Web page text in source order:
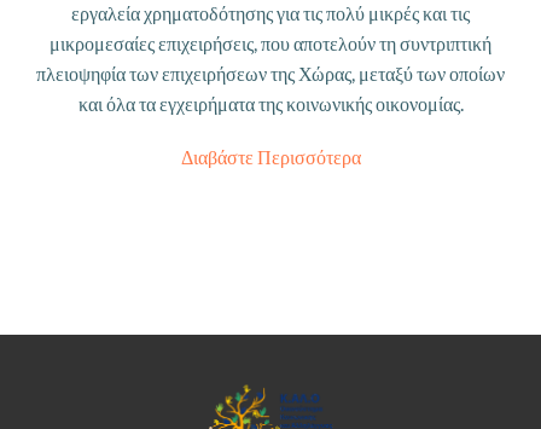
εργαλεία χρηματοδότησης για τις πολύ μικρές και τις
μικρομεσαίες επιχειρήσεις, που αποτελούν τη συντριπτική
πλειοψηφία των επιχειρήσεων της Χώρας, μεταξύ των οποίων
και όλα τα εγχειρήματα της κοινωνικής οικονομίας.
Διαβάστε Περισσότερα